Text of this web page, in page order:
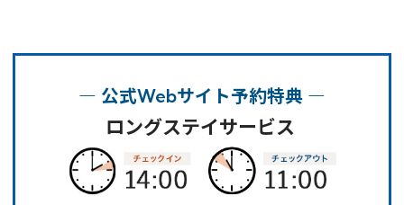
― 公式Webサイト予約特典 ―
ロングステイサービス